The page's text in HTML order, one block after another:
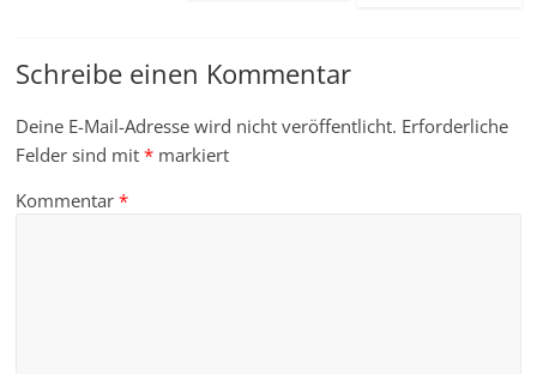
Schreibe einen Kommentar
Deine E-Mail-Adresse wird nicht veröffentlicht. Erforderliche
Felder sind mit* markiert
Kommentar*